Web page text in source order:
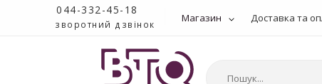
044-332-45-18
зворотний дзвінок Магазин Доставка та